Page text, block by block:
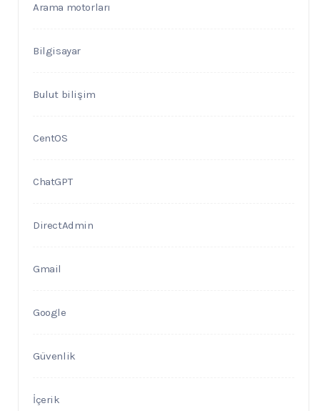
Arama motorları
Bilgisayar
Bulut bilişim
CentOS
ChatGPT
DirectAdmin
Gmail
Google
Güvenlik
İçerik